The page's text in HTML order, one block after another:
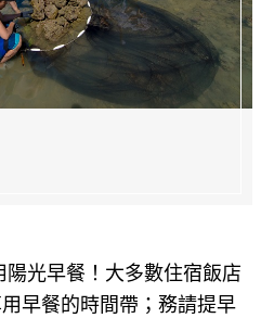
陽光早餐！大多數住宿飯店
早餐的時間帶；務請提早